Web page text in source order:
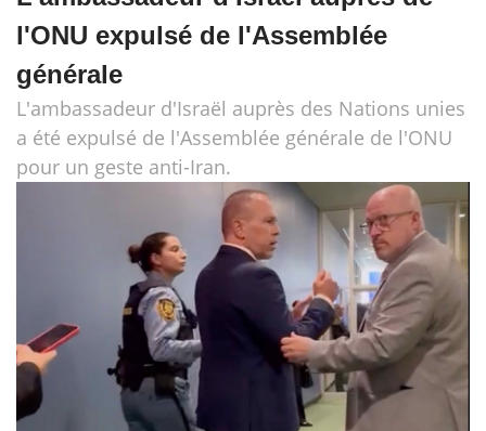
l'ONU expulsé de l'Assemblée
générale
L'ambassadeur d'Israël auprès des Nations unies
a été expulsé de l'Assemblée générale de l'ONU
pour un geste anti-Iran.